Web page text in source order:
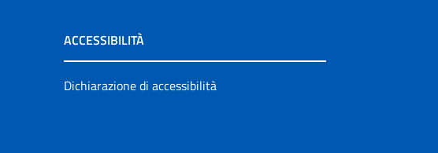
ACCESSIBILITÀ
Dichiarazione di accessibilità